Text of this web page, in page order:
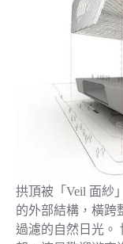
拱頂被「Veil 面紗
的外部結構，橫跨
過濾的自然日光。